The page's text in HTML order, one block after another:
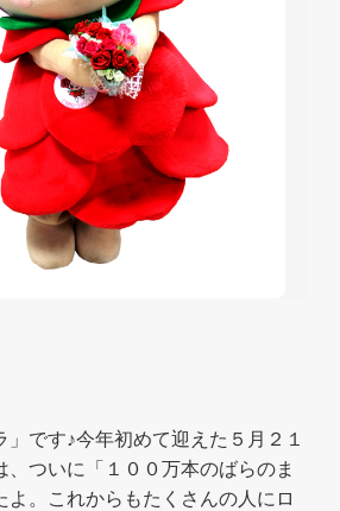
です♪今年初めて迎えた５月２１
、ついに「１００万本のばらのま
よ。これからもたくさんの人にロ